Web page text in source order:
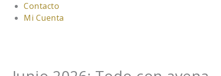
Contacto
Mi Cuenta